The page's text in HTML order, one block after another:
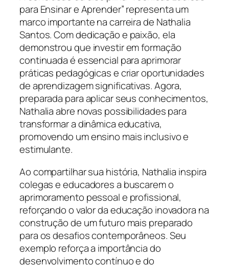
para Ensinar e Aprender” representa um
marco importante na carreira de Nathalia
Santos. Com dedicação e paixão, ela
demonstrou que investir em formação
continuada é essencial para aprimorar
práticas pedagógicas e criar oportunidades
de aprendizagem significativas. Agora,
preparada para aplicar seus conhecimentos,
Nathalia abre novas possibilidades para
transformar a dinâmica educativa,
promovendo um ensino mais inclusivo e
estimulante.
Ao compartilhar sua história, Nathalia inspira
colegas e educadores a buscarem o
aprimoramento pessoal e profissional,
reforçando o valor da educação inovadora na
construção de um futuro mais preparado
para os desafios contemporâneos. Seu
exemplo reforça a importância do
desenvolvimento contínuo e do